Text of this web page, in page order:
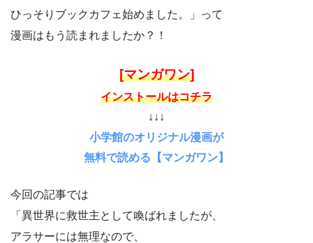
ひっそりブックカフェ始めました。」って
漫画はもう読まれましたか？！
[マンガワン]
インストールはコチラ
↓↓↓
小学館のオリジナル漫画が
無料で読める【マンガワン】
今回の記事では
「異世界に救世主として喚ばれましたが、
アラサーには無理なので、